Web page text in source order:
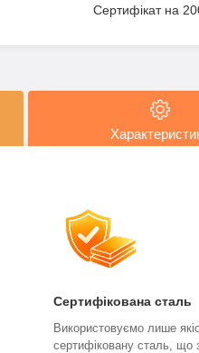
Сертифікат на
Сертифікована сталь
Використовуємо лише
сертифіковану сталь, що